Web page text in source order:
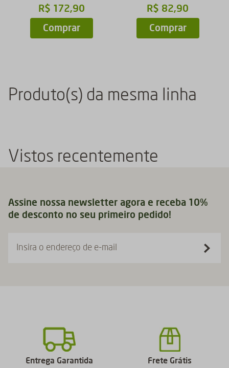
R$ 172,90
Comprar
R$ 82,90
Comprar
Produto(s) da mesma linha
Vistos recentemente
Assine nossa newsletter agora e receba 10%
de desconto no seu primeiro pedido!
Insira o endereço de e-mail
Entrega Garantida Frete Grátis